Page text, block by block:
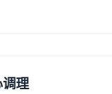
理